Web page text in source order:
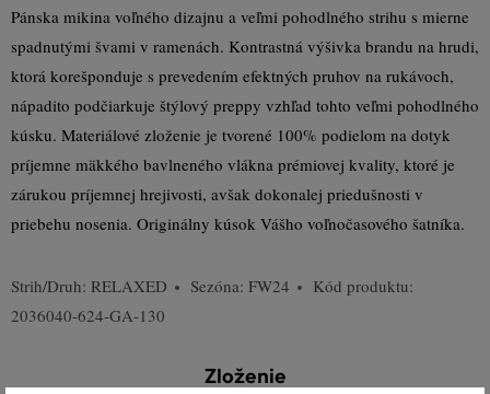
Pánska mikina voľného dizajnu a veľmi pohodlného strihu s mierne
spadnutými švami v ramenách. Kontrastná výšivka brandu na hrudi,
ktorá korešponduje s prevedením efektných pruhov na rukávoch,
nápadito podčiarkuje štýlový preppy vzhľad tohto veľmi pohodlného
kúsku. Materiálové zloženie je tvorené 100% podielom na dotyk
príjemne mäkkého bavlneného vlákna prémiovej kvality, ktoré je
zárukou príjemnej hrejivosti, avšak dokonalej priedušnosti v
priebehu nosenia. Originálny kúsok Vášho voľnočasového šatníka.
Strih/Druh: RELAXED Sezóna: FW24
Kód produktu:
2036040-624-GA-130
Zloženie